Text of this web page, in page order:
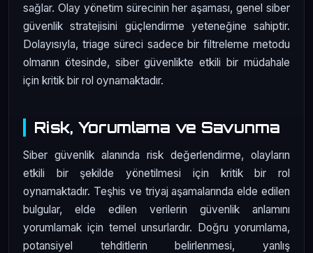
sağlar. Olay yönetim sürecinin her aşaması, genel siber
güvenlik stratejisini güçlendirme yeteneğine sahiptir.
Dolayısıyla, triage süreci sadece bir filtreleme metodu
olmanın ötesinde, siber güvenlikte etkili bir müdahale
için kritik bir rol oynamaktadır.
Risk, Yorumlama ve Savunma
Siber güvenlik alanında risk değerlendirme, olayların
etkili bir şekilde yönetilmesi için kritik bir rol
oynamaktadır. Teşhis ve triyaj aşamalarında elde edilen
bulgular, elde edilen verilerin güvenlik anlamını
yorumlamak için temel unsurlardır. Doğru yorumlama,
potansiyel tehditlerin belirlenmesi, yanlış